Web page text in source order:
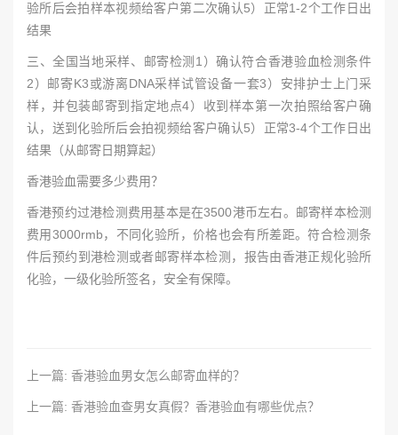
验所后会拍样本视频给客户第二次确认5）正常1-2个工作日出
结果
三、全国当地采样、邮寄检测1）确认符合香港验血检测条件
2）邮寄K3或游离DNA采样试管设备一套3）安排护士上门采
样，并包装邮寄到指定地点4）收到样本第一次拍照给客户确
认，送到化验所后会拍视频给客户确认5）正常3-4个工作日出
结果（从邮寄日期算起）
香港验血需要多少费用？
香港预约过港检测费用基本是在3500港币左右。邮寄样本检测
费用3000rmb，不同化验所，价格也会有所差距。符合检测条
件后预约到港检测或者邮寄样本检测，报告由香港正规化验所
化验，一级化验所签名，安全有保障。
上一篇: 香港验血男女怎么邮寄血样的？
上一篇: 香港验血查男女真假？香港验血有哪些优点？